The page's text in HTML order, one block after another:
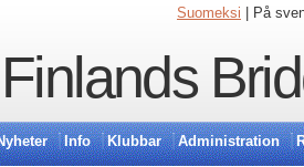
Suomeksi | På
Finlands
Info Klubbar Administration